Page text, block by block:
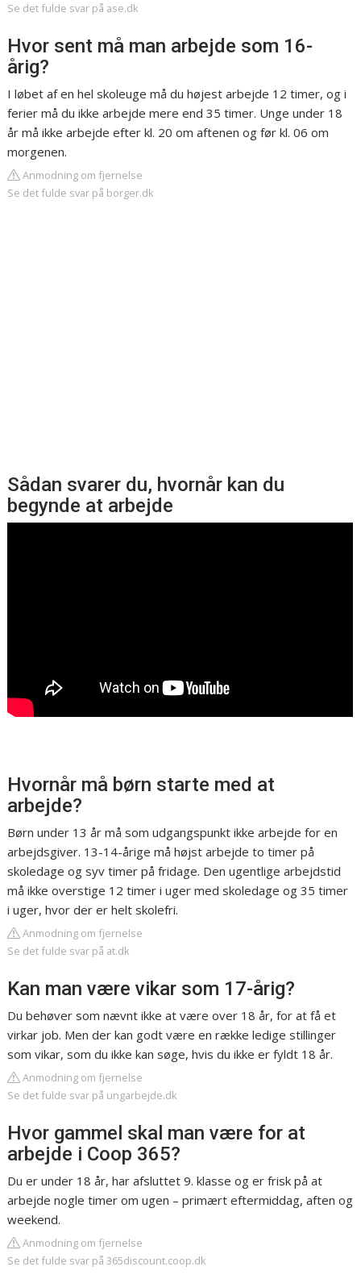
Se det fulde svar på ase.dk
Hvor sent må man arbejde som 16-
årig?
I løbet af en hel skoleuge må du højest arbejde 12 timer, og i
ferier må du ikke arbejde mere end 35 timer. Unge under 18
år må ikke arbejde efter kl. 20 om aftenen og før kl. 06 om
morgenen.
Anmodning om fjernelse
Se det fulde svar på borger.dk
Sådan svarer du, hvornår kan du
begynde at arbejde
Hvornår må børn starte med at
arbejde?
Børn under 13 år må som udgangspunkt ikke arbejde for en
arbejdsgiver. 13-14-årige må højst arbejde to timer på
skoledage og syv timer på fridage. Den ugentlige arbejdstid
må ikke overstige 12 timer i uger med skoledage og 35 timer
i uger, hvor der er helt skolefri.
Anmodning om fjernelse
Se det fulde svar på at.dk
Kan man være vikar som 17-årig?
Du behøver som nævnt ikke at være over 18 år, for at få et
virkar job. Men der kan godt være en række ledige stillinger
som vikar, som du ikke kan søge, hvis du ikke er fyldt 18 år.
Anmodning om fjernelse
Se det fulde svar på ungarbejde.dk
Hvor gammel skal man være for at
arbejde i Coop 365?
Du er under 18 år, har afsluttet 9. klasse og er frisk på at
arbejde nogle timer om ugen – primært eftermiddag, aften og
weekend.
Anmodning om fjernelse
Se det fulde svar på 365discount.coop.dk